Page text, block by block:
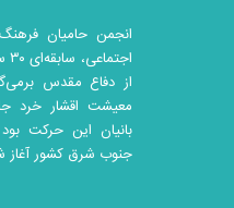
انجمن حامیان
معیشت اقشار خرد
بانیان این حرکت
جنوب شرق کشور آغاز